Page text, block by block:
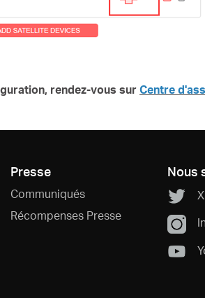
rendez-vous sur Centre
Presse
Communiqués
Récompenses Presse
Nous
X